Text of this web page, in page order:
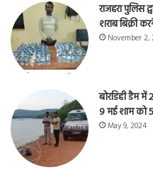
राजहरा पुलिस
शराब बिक्री
November 2,
बोरडिही डैम में
9 मई शाम को
May 9, 2024